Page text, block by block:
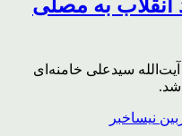
انقلاب به مصلی
سیدعلی خامنه‌ای
شد.